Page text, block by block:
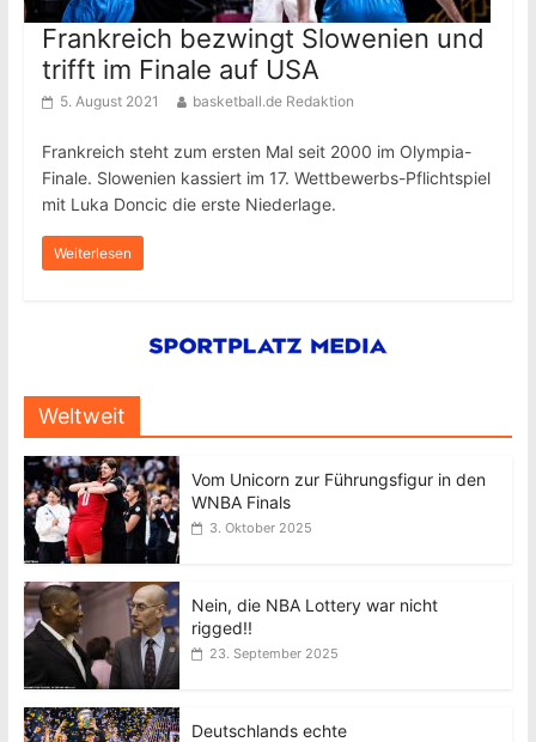
Frankreich bezwingt Slowenien und
trifft im Finale auf USA
5. August 2021 basketball.de Redaktion
Frankreich steht zum ersten Mal seit 2000 im Olympia-
Finale. Slowenien kassiert im 17. Wettbewerbs-Pflichtspiel
mit Luka Doncic die erste Niederlage.
Weiterlesen
Weltweit
Vom Unicorn zur Führungsfigur in den
WNBA Finals
3. Oktober 2025
Nein, die NBA Lottery war nicht
rigged!!
23. September 2025
Deutschlands echte